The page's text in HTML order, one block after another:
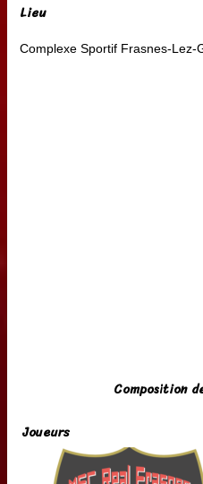
Lieu
Complexe Sportif Frasnes-Lez-
Composition
Joueurs